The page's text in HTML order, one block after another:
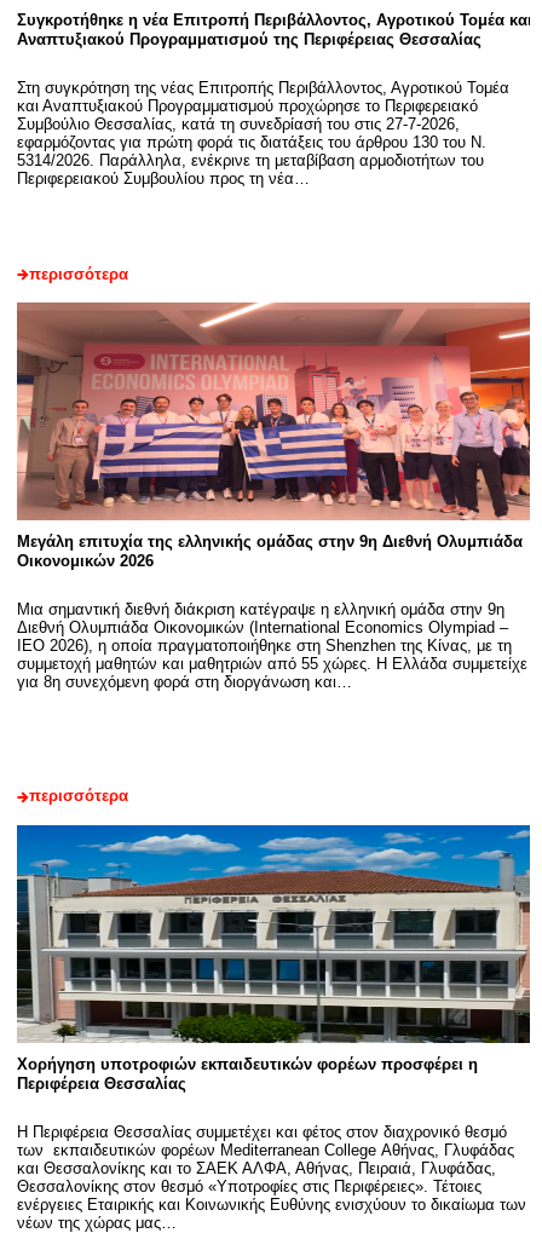
Συγκροτήθηκε η νέα Επιτροπή Περιβάλλοντος, Αγροτικού Τομέα και
Αναπτυξιακού Προγραμματισμού της Περιφέρειας Θεσσαλίας
Στη συγκρότηση της νέας Επιτροπής Περιβάλλοντος, Αγροτικού Τομέα
και Αναπτυξιακού Προγραμματισμού προχώρησε το Περιφερειακό
Συμβούλιο Θεσσαλίας, κατά τη συνεδρίασή του στις 27-7-2026,
εφαρμόζοντας για πρώτη φορά τις διατάξεις του άρθρου 130 του Ν.
5314/2026. Παράλληλα, ενέκρινε τη μεταβίβαση αρμοδιοτήτων του
Περιφερειακού Συμβουλίου προς τη νέα…
περισσότερα
Μεγάλη επιτυχία της ελληνικής ομάδας στην 9η Διεθνή Ολυμπιάδα
Οικονομικών 2026
Μια σημαντική διεθνή διάκριση κατέγραψε η ελληνική ομάδα στην 9η
Διεθνή Ολυμπιάδα Οικονομικών (International Economics Olympiad –
IEO 2026), η οποία πραγματοποιήθηκε στη Shenzhen της Κίνας, με τη
συμμετοχή μαθητών και μαθητριών από 55 χώρες. Η Ελλάδα συμμετείχε
για 8η συνεχόμενη φορά στη διοργάνωση και…
περισσότερα
Χορήγηση υποτροφιών εκπαιδευτικών φορέων προσφέρει η
Περιφέρεια Θεσσαλίας
Η Περιφέρεια Θεσσαλίας συμμετέχει και φέτος στον διαχρονικό θεσμό
των εκπαιδευτικών φορέων Mediterranean College Αθήνας, Γλυφάδας
και Θεσσαλονίκης και το ΣΑΕΚ ΑΛΦΑ, Αθήνας, Πειραιά, Γλυφάδας,
Θεσσαλονίκης στον θεσμό «Υποτροφίες στις Περιφέρειες». Τέτοιες
ενέργειες Εταιρικής και Κοινωνικής Ευθύνης ενισχύουν το δικαίωμα των
νέων της χώρας μας…